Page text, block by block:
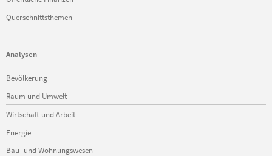
Querschnittsthemen
Analysen
Navigation
überspringen
Bevölkerung
Raum und Umwelt
Wirtschaft und Arbeit
Energie
Bau- und Wohnungswesen